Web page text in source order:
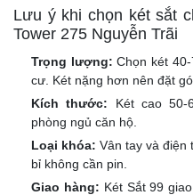
Lưu ý khi chọn két sắt
Tower 275 Nguyễn Trãi
Trọng lượng: Chọn két
cư. Két nặng hơn nên đặt
Kích thước: Két cao 50-
phòng ngủ căn hộ.
Loại khóa: Vân tay và điện
bỉ không cần pin.
Giao hàng: Két Sắt 99